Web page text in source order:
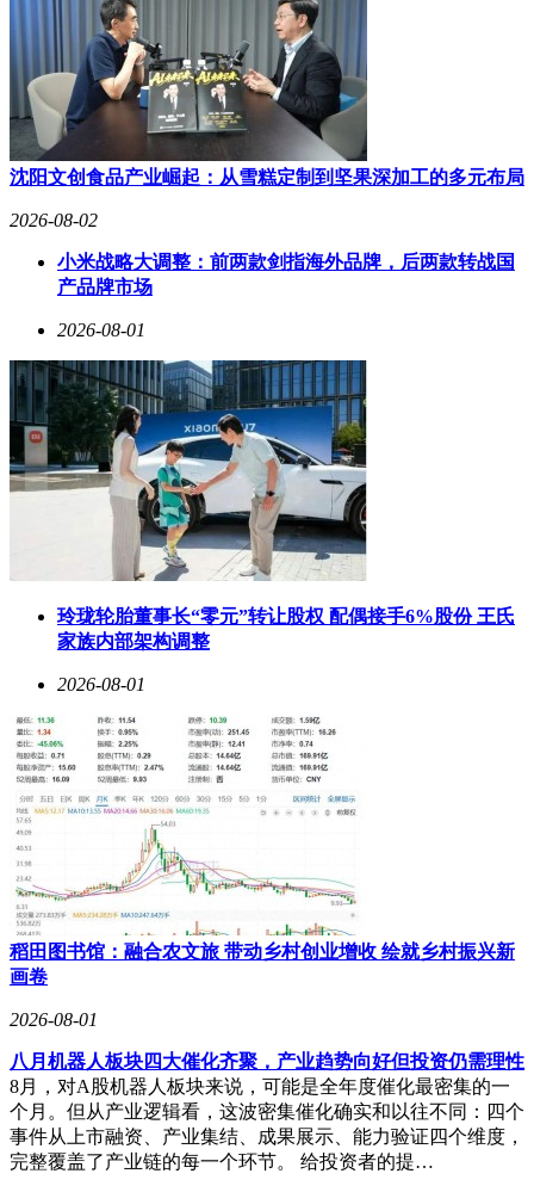
沈阳文创食品产业崛起：从雪糕定制到坚果深加工的多元布局
2026-08-02
小米战略大调整：前两款剑指海外品牌，后两款转战国
产品牌市场
2026-08-01
玲珑轮胎董事长“零元”转让股权 配偶接手6%股份 王氏
家族内部架构调整
2026-08-01
稻田图书馆：融合农文旅 带动乡村创业增收 绘就乡村振兴新
画卷
2026-08-01
八月机器人板块四大催化齐聚，产业趋势向好但投资仍需理性
8月，对A股机器人板块来说，可能是全年度催化最密集的一
个月。但从产业逻辑看，这波密集催化确实和以往不同：四个
事件从上市融资、产业集结、成果展示、能力验证四个维度，
完整覆盖了产业链的每一个环节。 给投资者的提…